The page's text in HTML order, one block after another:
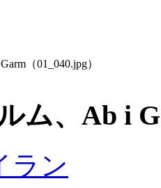
（01_040.jpg）
ム、Ab i
ラン